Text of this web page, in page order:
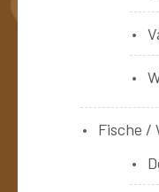
Fische /